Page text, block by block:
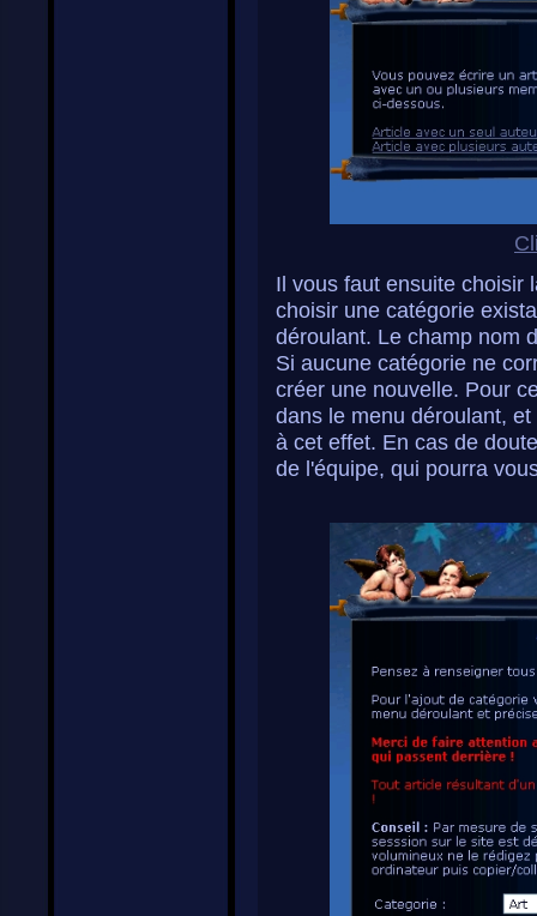
Il vous faut ensuite choisir
choisir une catégorie
déroulant. Le champ nom
Si aucune catégorie ne
créer une nouvelle. Pour
dans le menu déroulant,
à cet effet. En cas de
de l'équipe, qui pourra